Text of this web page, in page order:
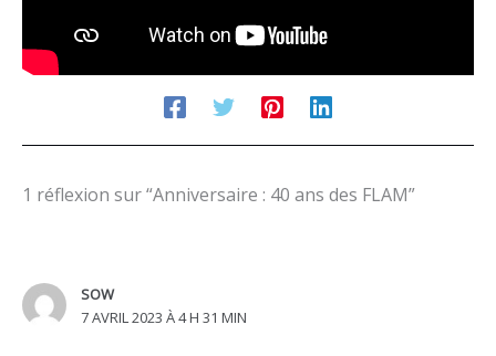
1 réflexion sur “Anniversaire : 40 ans des FLAM”
SOW
7 AVRIL 2023 À 4 H 31 MIN